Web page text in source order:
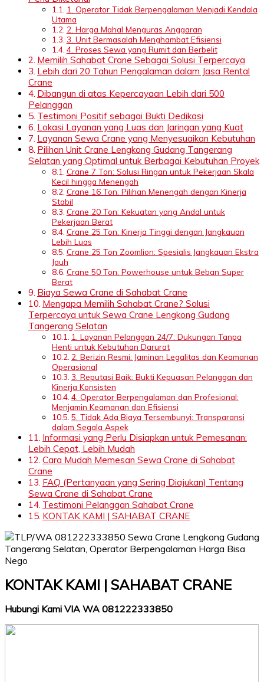
1. Operator Tidak Berpengalaman Menjadi Kendala
Utama
2. Harga Mahal Menguras Anggaran
3. Unit Bermasalah Menghambat Efisiensi
4. Proses Sewa yang Rumit dan Berbelit
Memilih Sahabat Crane Sebagai Solusi Terpercaya
Lebih dari 20 Tahun Pengalaman dalam Jasa Rental
Crane
Dibangun di atas Kepercayaan Lebih dari 500
Pelanggan
Testimoni Positif sebagai Bukti Dedikasi
Lokasi Layanan yang Luas dan Jaringan yang Kuat
Layanan Sewa Crane yang Menyesuaikan Kebutuhan
Pilihan Unit Crane Lengkong Gudang Tangerang
Selatan yang Optimal untuk Berbagai Kebutuhan Proyek
Crane 7 Ton: Solusi Ringan untuk Pekerjaan Skala
Kecil hingga Menengah
Crane 16 Ton: Pilihan Menengah dengan Kinerja
Stabil
Crane 20 Ton: Kekuatan yang Andal untuk
Pekerjaan Berat
Crane 25 Ton: Kinerja Tinggi dengan Jangkauan
Lebih Luas
Crane 25 Ton Zoomlion: Spesialis Jangkauan Ekstra
Jauh
Crane 50 Ton: Powerhouse untuk Beban Super
Berat
Biaya Sewa Crane di Sahabat Crane
Mengapa Memilih Sahabat Crane? Solusi
Terpercaya untuk Sewa Crane Lengkong Gudang
Tangerang Selatan
1. Layanan Pelanggan 24/7: Dukungan Tanpa
Henti untuk Kebutuhan Darurat
2. Berizin Resmi: Jaminan Legalitas dan Keamanan
Operasional
3. Reputasi Baik: Bukti Kepuasan Pelanggan dan
Kinerja Konsisten
4. Operator Berpengalaman dan Profesional:
Menjamin Keamanan dan Efisiensi
5. Tidak Ada Biaya Tersembunyi: Transparansi
dalam Segala Aspek
Informasi yang Perlu Disiapkan untuk Pemesanan:
Lebih Cepat, Lebih Mudah
Cara Mudah Memesan Sewa Crane di Sahabat
Crane
FAQ (Pertanyaan yang Sering Diajukan) Tentang
Sewa Crane di Sahabat Crane
Testimoni Pelanggan Sahabat Crane
KONTAK KAMI | SAHABAT CRANE
KONTAK KAMI | SAHABAT CRANE
Hubungi Kami VIA WA 081222333850